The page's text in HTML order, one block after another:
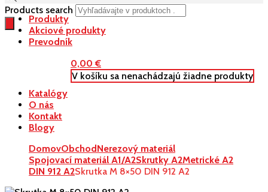
Products search
0,00€
V košíku sa nenachádzajú žiadne produkty
Produkty
Akciové produkty
Prevodník
Katalógy
O nás
Kontakt
Blogy
DomovObchodNerezový materiál
Spojovací materiál A1/A2Skrutky A2Metrické A2
DIN 912 A2Skrutka M 8×50 DIN 912 A2